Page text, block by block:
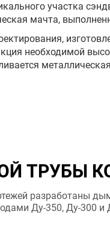
участка
мачта,
необходимой
ТРУБЫ
разработаны
Ду-350, Ду-300 и